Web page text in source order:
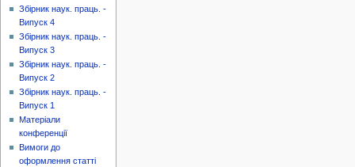
Збірник наук. праць. -
Випуск 4
Збірник наук. праць. -
Випуск 3
Збірник наук. праць. -
Випуск 2
Збірник наук. праць. -
Випуск 1
Матеріали
конференції
Вимоги до
оформлення статті